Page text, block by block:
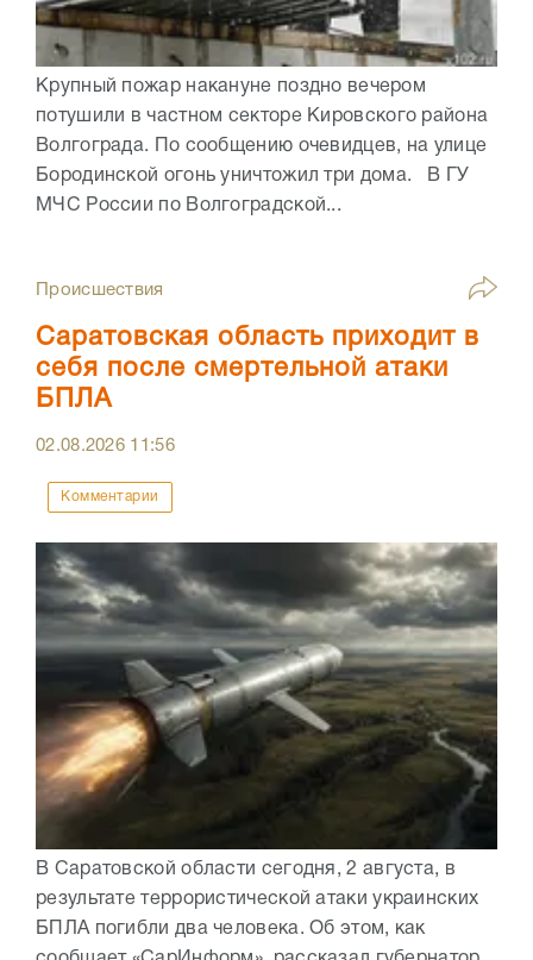
Крупный пожар накануне поздно вечером
потушили в частном секторе Кировского района
Волгограда. По сообщению очевидцев, на улице
Бородинской огонь уничтожил три дома. В ГУ
МЧС России по Волгоградской...
Происшествия
Саратовская область приходит в
себя после смертельной атаки
БПЛА
02.08.2026 11:56
Комментарии
В Саратовской области сегодня, 2 августа, в
результате террористической атаки украинских
БПЛА погибли два человека. Об этом, как